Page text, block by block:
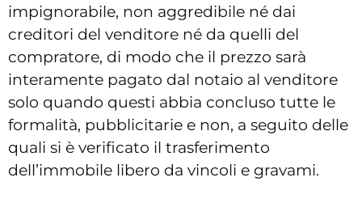
impignorabile, non aggredibile né dai
creditori del venditore né da quelli del
compratore, di modo che il prezzo sarà
interamente pagato dal notaio al venditore
solo quando questi abbia concluso tutte le
formalità, pubblicitarie e non, a seguito delle
quali si è verificato il trasferimento
dell’immobile libero da vincoli e gravami.